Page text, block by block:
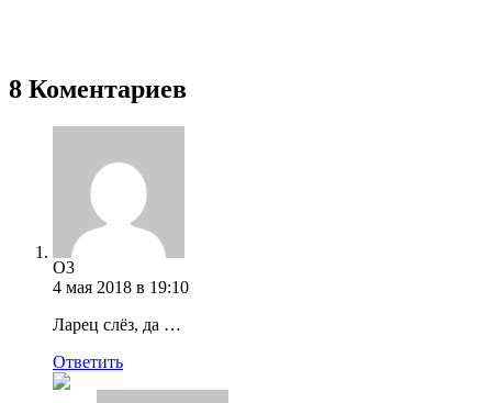
8 Коментариев
O3
4 мая 2018 в 19:10
Ларец слёз, да …
Ответить